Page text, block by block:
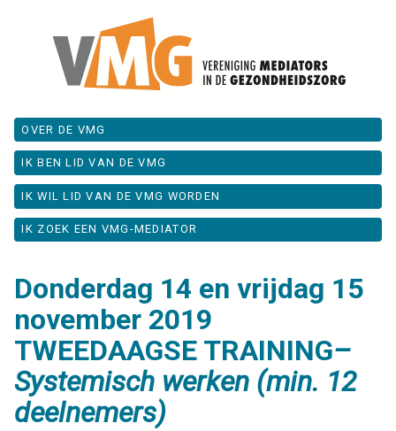
OVER DE VMG
IK BEN LID VAN DE VMG
IK WIL LID VAN DE VMG WORDEN
IK ZOEK EEN VMG-MEDIATOR
Donderdag 14 en vrijdag 15
november 2019
TWEEDAAGSE TRAINING–
Systemisch werken (min. 12
deelnemers)